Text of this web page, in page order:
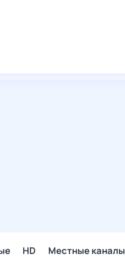
HD Местные каналы